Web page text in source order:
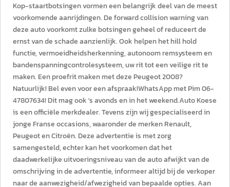
Kop-staartbotsingen vormen een belangrijk deel van de meest
voorkomende aanrijdingen. De forward collision warning van
deze auto voorkomt zulke botsingen geheel of reduceert de
ernst van de schade aanzienlijk. Ook helpen het hill hold
functie, vermoeidheidsherkenning, autonoom remsysteem en
bandenspanningcontrolesysteem, uw rit tot een veilige rit te
maken. Een proefrit maken met deze Peugeot 2008?
Natuurlijk! Bel even voor een afspraak!WhatsApp met Pim 06-
47807634! Dit mag ook 's avonds en in het weekend.Auto Koese
is een officiële merkdealer. Tevens zijn wij gespecialiseerd in
jonge Franse occasions, waaronder de merken Renault,
Peugeot en Citroën. Deze advertentie is met zorg
samengesteld, echter kan het voorkomen dat het
daadwerkelijke uitvoeringsniveau van de auto afwijkt van de
omschrijving in de advertentie, informeer altijd bij de verkoper
naar de aanwezigheid/afwezigheid van bepaalde opties. Aan